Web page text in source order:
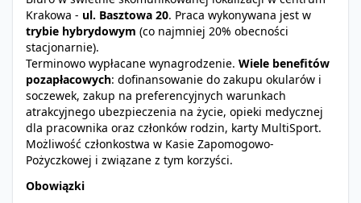
Krakowa - ul. Basztowa 20. Praca wykonywana jest w
trybie hybrydowym (co najmniej 20% obecności
stacjonarnie).
Terminowo wypłacane wynagrodzenie. Wiele benefitów
pozapłacowych: dofinansowanie do zakupu okularów i
soczewek, zakup na preferencyjnych warunkach
atrakcyjnego ubezpieczenia na życie, opieki medycznej
dla pracownika oraz członków rodzin, karty MultiSport.
Możliwość członkostwa w Kasie Zapomogowo-
Pożyczkowej i związane z tym korzyści.
Obowiązki